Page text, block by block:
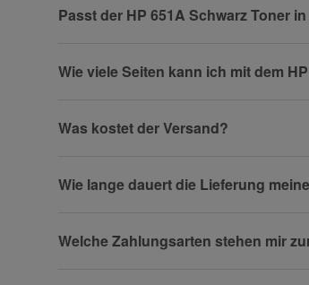
Telefon
Passt der HP 651A Schwarz Toner
Wie viele Seiten kann ich mit dem
Was kostet der Versand?
Wie lange dauert die Lieferung
Welche Zahlungsarten stehen mir